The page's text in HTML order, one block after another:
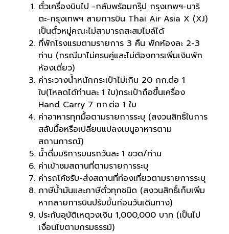
ตั๋วเครื่องบินไป -กลับพร้อมกรุ๊ป กรุงเทพฯ-นาริ
ตะ-กรุงเทพฯ สายการบิน Thai Air Asia X (XJ)
เป็นตั๋วหมู่คณะไม่สามารถสะสมไมล์ได้
ที่พักโรงแรมตามรายการ 3 คืน พักห้องละ 2-3
ท่าน (กรณีมาไม่ครบคู่และไม่ต้องการเพิ่มเงินพัก
ห้องเดี่ยว)
ค่าระวางน้ำหนักกระเป๋าไม่เกิน 20 กก.ต่อ 1
ใบ(โหลดได้ท่านละ 1 ใบ)กระเป๋าถือขึ้นเครื่อง
Hand Carry 7 กก.ต่อ 1 ใบ
ค่าอาหารทุกมื้อตามรายการระบุ (สงวนสิทธิ์ในการ
สลับมื้อหรือเปลี่ยนแปลงเมนูอาหารตาม
สถานการณ์)
น้ำดื่มบริการบนรถวันละ 1 ขวด/ท่าน
ค่าเข้าชมสถานที่ตามรายการระบุ
ค่ารถโค้ชรับ-ส่งสถานที่ท่องเที่ยวตามรายการระบุ
ภาษีน้ำมันและภาษีตั๋วทุกชนิด (สงวนสิทธิ์เก็บเพิ่ม
หากสายการบินปรับขึ้นก่อนวันเดินทาง)
ประกันอุบัติเหตุวงเงิน 1,000,000 บาท (เป็นไป
เงื่อนไขตามกรมธรรม์)